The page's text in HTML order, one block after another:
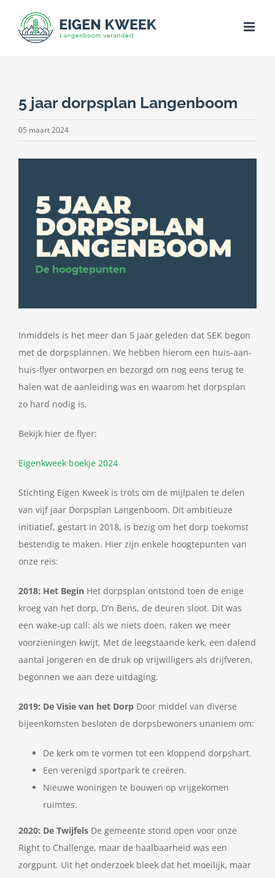
content
5 jaar dorpsplan Langenboom
05 maart 2024
afbeelding
Inmiddels is het meer dan 5 jaar geleden dat SEK begon
met de dorpsplannen. We hebben hierom een huis-aan-
huis-flyer ontworpen en bezorgd om nog eens terug te
halen wat de aanleiding was en waarom het dorpsplan
zo hard nodig is.
Bekijk hier de flyer:
Eigenkweek boekje 2024
Stichting Eigen Kweek is trots om de mijlpalen te delen
van vijf jaar Dorpsplan Langenboom. Dit ambitieuze
initiatief, gestart in 2018, is bezig om het dorp toekomst
bestendig te maken. Hier zijn enkele hoogtepunten van
onze reis:
2018: Het Begin Het dorpsplan ontstond toen de enige
kroeg van het dorp, D’n Bens, de deuren sloot. Dit was
een wake-up call: als we niets doen, raken we meer
voorzieningen kwijt. Met de leegstaande kerk, een dalend
aantal jongeren en de druk op vrijwilligers als drijfveren,
begonnen we aan deze uitdaging.
2019: De Visie van het Dorp Door middel van diverse
bijeenkomsten besloten de dorpsbewoners unaniem om:
De kerk om te vormen tot een kloppend dorpshart.
Een verenigd sportpark te creëren.
Nieuwe woningen te bouwen op vrijgekomen
ruimtes.
2020: De Twijfels De gemeente stond open voor onze
Right to Challenge, maar de haalbaarheid was een
zorgpunt. Uit het onderzoek bleek dat het moeilijk, maar